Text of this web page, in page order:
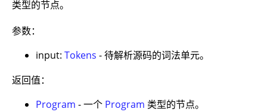
类型的节点。
参数：
input: Tokens - 待解析源码的词法单元。
返回值：
Program - 一个 Program 类型的节点。